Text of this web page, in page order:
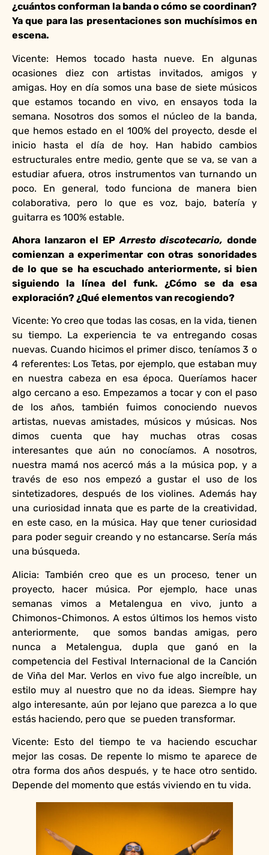
¿cuántos conforman la banda o cómo se coordinan?
Ya que para las presentaciones son muchísimos en
escena.
Vicente: Hemos tocado hasta nueve. En algunas
ocasiones diez con artistas invitados, amigos y
amigas. Hoy en día somos una base de siete músicos
que estamos tocando en vivo, en ensayos toda la
semana. Nosotros dos somos el núcleo de la banda,
que hemos estado en el 100% del proyecto, desde el
inicio hasta el día de hoy. Han habido cambios
estructurales entre medio, gente que se va, se van a
estudiar afuera, otros instrumentos van turnando un
poco. En general, todo funciona de manera bien
colaborativa, pero lo que es voz, bajo, batería y
guitarra es 100% estable.
Ahora lanzaron el EPArresto discotecario, donde
comienzan a experimentar con otras sonoridades
de lo que se ha escuchado anteriormente, si bien
siguiendo la línea del funk. ¿Cómo se da esa
exploración? ¿Qué elementos van recogiendo?
Vicente: Yo creo que todas las cosas, en la vida, tienen
su tiempo. La experiencia te va entregando cosas
nuevas. Cuando hicimos el primer disco, teníamos 3 o
4 referentes: Los Tetas, por ejemplo, que estaban muy
en nuestra cabeza en esa época. Queríamos hacer
algo cercano a eso. Empezamos a tocar y con el paso
de los años, también fuimos conociendo nuevos
artistas, nuevas amistades, músicos y músicas. Nos
dimos cuenta que hay muchas otras cosas
interesantes que aún no conocíamos. A nosotros,
nuestra mamá nos acercó más a la música pop, y a
través de eso nos empezó a gustar el uso de los
sintetizadores, después de los violines. Además hay
una curiosidad innata que es parte de la creatividad,
en este caso, en la música. Hay que tener curiosidad
para poder seguir creando y no estancarse. Sería más
una búsqueda.
Alicia: También creo que es un proceso, tener un
proyecto, hacer música. Por ejemplo, hace unas
semanas vimos a Metalengua en vivo, junto a
Chimonos-Chimonos. A estos últimos los hemos visto
anteriormente, que somos bandas amigas, pero
nunca a Metalengua, dupla que ganó en la
competencia del Festival Internacional de la Canción
de Viña del Mar. Verlos en vivo fue algo increíble, un
estilo muy al nuestro que no da ideas. Siempre hay
algo interesante, aún por lejano que parezca a lo que
estás haciendo, pero que se pueden transformar.
Vicente: Esto del tiempo te va haciendo escuchar
mejor las cosas. De repente lo mismo te aparece de
otra forma dos años después, y te hace otro sentido.
Depende del momento que estás viviendo en tu vida.